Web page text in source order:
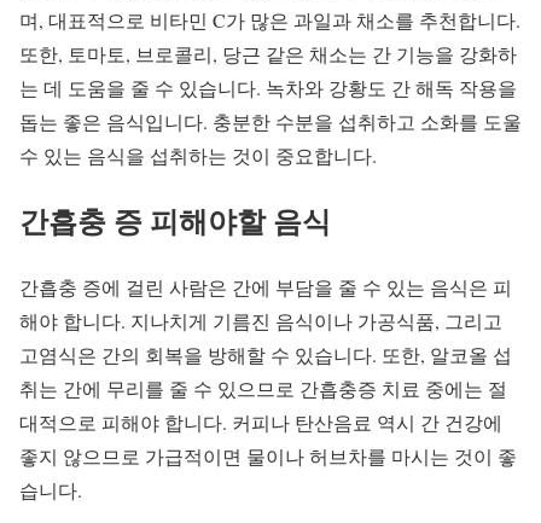
며, 대표적으로 비타민 C가 많은 과일과 채소를 추천합니다.
또한, 토마토, 브로콜리, 당근 같은 채소는 간 기능을 강화하
는 데 도움을 줄 수 있습니다. 녹차와 강황도 간 해독 작용을
돕는 좋은 음식입니다. 충분한 수분을 섭취하고 소화를 도울
수 있는 음식을 섭취하는 것이 중요합니다.
간흡충 증 피해야할 음식
간흡충 증에 걸린 사람은 간에 부담을 줄 수 있는 음식은 피
해야 합니다. 지나치게 기름진 음식이나 가공식품, 그리고
고염식은 간의 회복을 방해할 수 있습니다. 또한, 알코올 섭
취는 간에 무리를 줄 수 있으므로 간흡충증 치료 중에는 절
대적으로 피해야 합니다. 커피나 탄산음료 역시 간 건강에
좋지 않으므로 가급적이면 물이나 허브차를 마시는 것이 좋
습니다.